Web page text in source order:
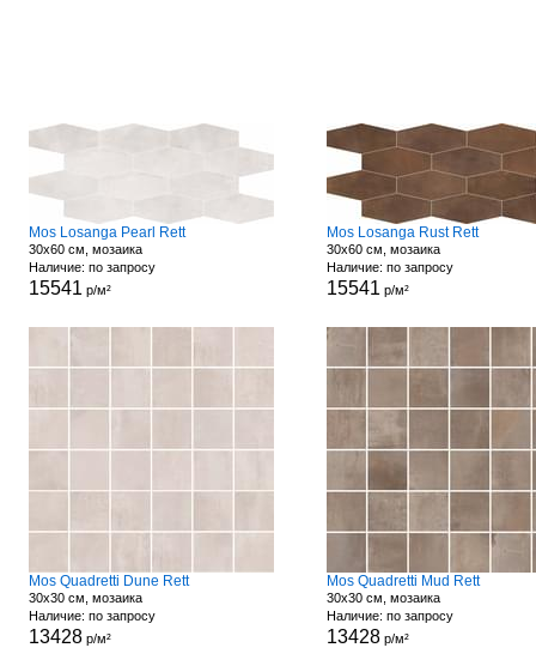
Mos Losanga Pearl Rett
30x60 см, мозаика
Наличие: по запросу
15541 р/м²
Mos Losanga Rust Rett
30x60 см, мозаика
Наличие: по запросу
15541 р/м²
Mos Quadretti Dune Rett
30x30 см, мозаика
Наличие: по запросу
13428р/м²
Mos Quadretti Mud Rett
30x30 см, мозаика
Наличие: по запросу
13428р/м²